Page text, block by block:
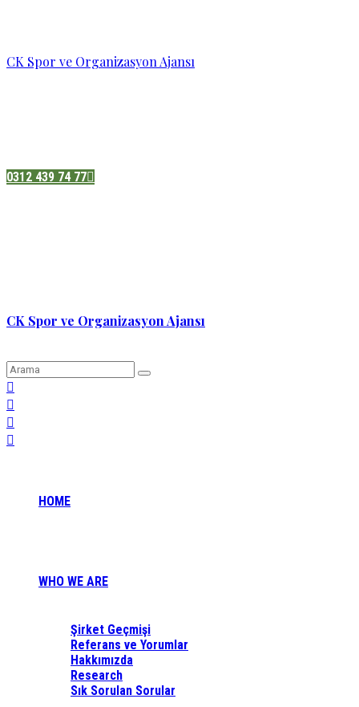
CK Spor ve Organizasyon Ajansı
0312 439 74 77
CK Spor ve Organizasyon Ajansı
HOME
WHO WE ARE
Şirket Geçmişi
Referans ve Yorumlar
Hakkımızda
Research
Sık Sorulan Sorular